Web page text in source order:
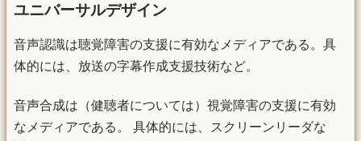
ユニバーサルデザイン
音声認識は聴覚障害の支援に有効なメディアである。具
体的には、放送の字幕作成支援技術など。
音声合成は（健聴者については）視覚障害の支援に有効
なメディアである。 具体的には、スクリーンリーダな